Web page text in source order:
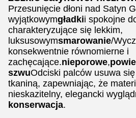
Przesunięcie dłoni nad Satyn
wyjątkowymgładkii spokojne
charakteryzujące się lekkim,
luksusowymsmarowanie/
konsekwentnie równomierne i
zachęcające.nieporowe,
szwuOdciski palców usuwa
tkaniną, zapewniając, że
nieskazitelny, elegancki wygląd
konserwacja.